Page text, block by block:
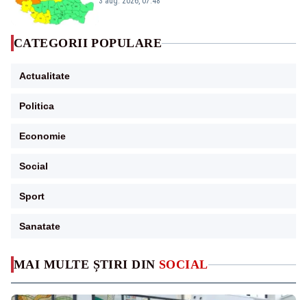
MAI MULTE ȘTIRI DIN SOCIAL
CATEGORII POPULARE
Actualitate
Politica
Economie
Social
Sport
Sanatate